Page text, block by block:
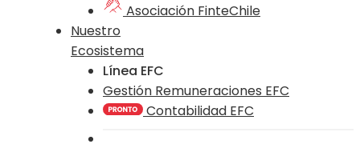
Asociación FinteChile
Nuestro
Ecosistema
Línea EFC
Gestión Remuneraciones EFC
Contabilidad EFC